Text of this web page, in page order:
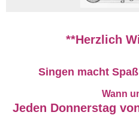
**Herzlich
Singen macht
Wann
Jeden Donnerstag